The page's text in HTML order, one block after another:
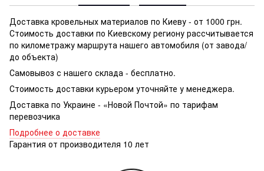
Доставка кровельных материалов по Киеву - от 1000 грн.
Стоимость доставки по Киевскому региону рассчитывается
по километражу маршрута нашего автомобиля (от завода/
до объекта)
Самовывоз с нашего склада - бесплатно.
Стоимость доставки курьером уточняйте у менеджера.
Доставка по Украине - «Новой Почтой» по тарифам
перевозчика
Подробнее о доставке
Гарантия от производителя 10 лет